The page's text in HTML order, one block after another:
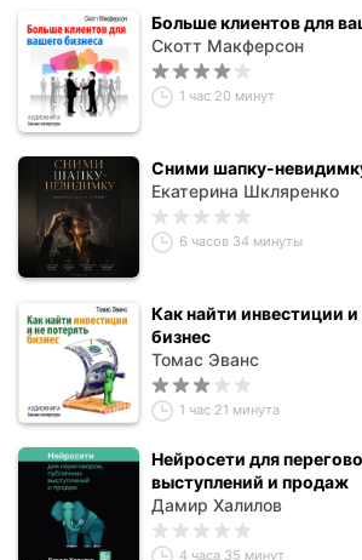
Больше клиентов для
Скотт Макферсон
1 час 20 минут
Сними шапку-
Екатерина Шкляренко
6 часов 34 минуты
Как найти инвестиции и
бизнес
Томас Эванс
1 час 21 минута
Нейросети для
выступлений и продаж
Дамир Халилов
4 часа 35 минут